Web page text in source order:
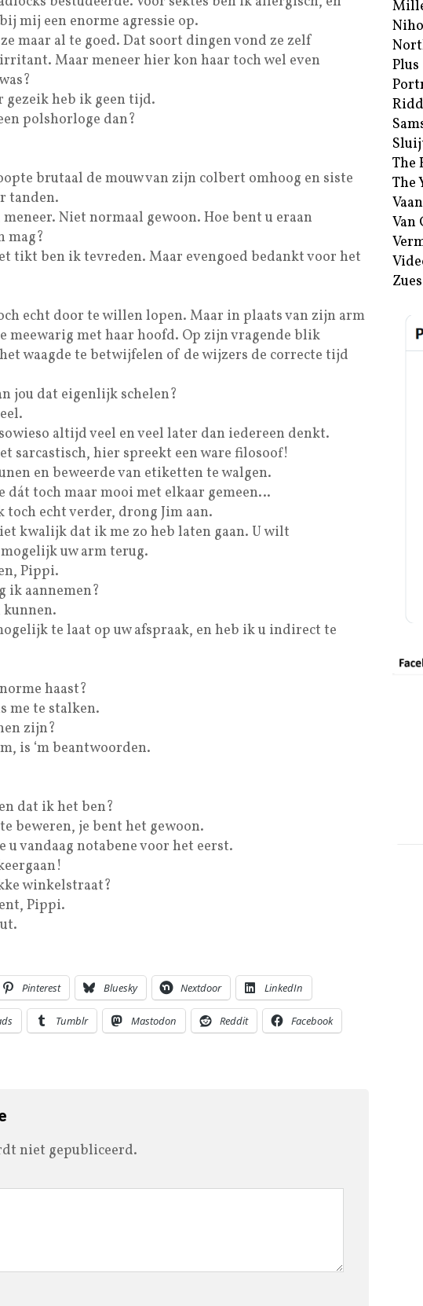
mij een enorme agressie op.
maar al te goed. Dat soort dingen vond ze zelf
Maar meneer hier kon haar toch wel even
gezeik heb ik geen tijd.
polshorloge dan?
brutaal de mouw van zijn colbert omhoog en siste
tanden.
Niet normaal gewoon. Hoe bent u eraan
mag?
tikt ben ik tevreden. Maar evengoed bedankt voor het
echt door te willen lopen. Maar in plaats van zijn arm
meewarig met haar hoofd. Op zijn vragende blik
waagde te betwijfelen of de wijzers de correcte tijd
jou dat eigenlijk schelen?
altijd veel en veel later dan iedereen denkt.
sarcastisch, hier spreekt een ware filosoof!
en beweerde van etiketten te walgen.
dát toch maar mooi met elkaar gemeen…
toch echt verder, drong Jim aan.
kwalijk dat ik me zo heb laten gaan. U wilt
uw arm terug.
Pippi.
ik aannemen?
kunnen.
te laat op uw afspraak, en heb ik u indirect te
haast?
me te stalken.
zijn?
is ‘m beantwoorden.
dat ik het ben?
beweren, je bent het gewoon.
vandaag notabene voor het eerst.
winkelstraat?
Pippi.
Pinterest Bluesky Nextdoor LinkedIn
Tumblr Mastodon Reddit Facebook
niet gepubliceerd.
Plus
The
The
Van